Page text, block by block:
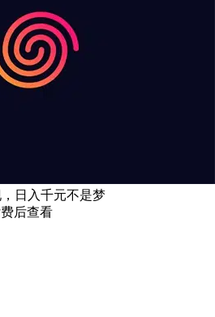
日入千元不是梦
后查看